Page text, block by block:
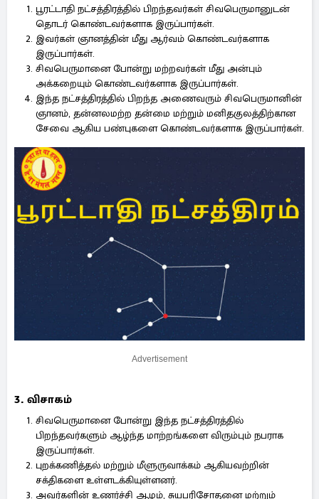
பூரட்டாதி நட்சத்திரத்தில் பிறந்தவர்கள் சிவபெருமானுடன்
தொடர் கொண்டவர்களாக இருப்பார்கள்.
இவர்கள் ஞானத்தின் மீது ஆர்வம் கொண்டவர்களாக
இருப்பார்கள்.
சிவபெருமானை போன்று மற்றவர்கள் மீது அன்பும்
அக்கறையும் கொண்டவர்களாக இருப்பார்கள்.
இந்த நட்சத்திரத்தில் பிறந்த அணைவரும் சிவபெருமானின்
ஞானம், தன்னலமற்ற தன்மை மற்றும் மனிதகுலத்திற்கான
சேவை ஆகிய பண்புகளை கொண்டவர்களாக இருப்பார்கள்.
Advertisement
3. விசாகம்
சிவபெருமானை போன்று இந்த நட்சத்திரத்தில்
பிறந்தவர்களும் ஆழ்ந்த மாற்றங்களை விரும்பும் நபராக
இருப்பார்கள்.
புறக்கணித்தல் மற்றும் மீளுருவாக்கம் ஆகியவற்றின்
சக்திகளை உள்ளடக்கியுள்ளனர்.
அவர்களின் உணர்ச்சி ஆழம், சுயபரிசோதனை மற்றும்